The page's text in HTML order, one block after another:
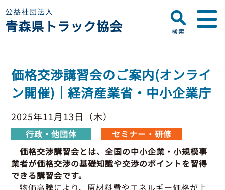
公益社団法人
青森県トラック協会
プロフィール
ディスクロージャー
お知らせ ▼
青森県トラック協会
行政・他団体
助成・補助金
適正化事業
セミナー・研修
適正化事業 ▼
適正化事業について
検索
価格交渉講習会のご案内(オンライ
ン開催)｜経済産業省・中小企業庁
2025年11月13日（木）
行政・他団体
セミナー・研修
価格交渉講習会とは、全国の中小企業・小規模事
業者が価格交渉の基礎知識や交渉のポイントを習得
できる講習会です。
物価高騰により、原材料費やエネルギー価格が上